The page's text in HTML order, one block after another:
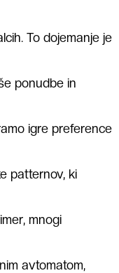
To dojemanje je
ponudbe in
igre preference
patternov, ki
mnogi
avtomatom,